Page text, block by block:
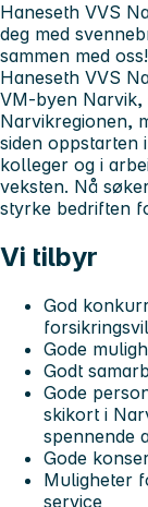
Haneseth VVS
deg med
sammen med oss!
Haneseth VVS
VM-byen
Narvikregionen,
siden oppstarten
kolleger og i
veksten. Nå
styrke bedriften
Vi tilbyr
God
Gode
Godt
Gode
skikort i
spennende
Gode
Muligheter
service